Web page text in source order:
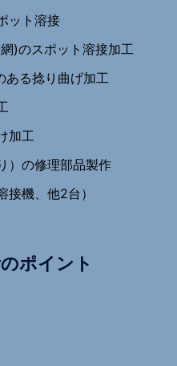
ット溶接
)のスポット溶接加工
る捻り曲げ加工
加工
）の修理部品製作
機、他2台）
ポイント